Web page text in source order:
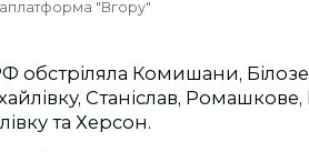
"Вгору"
обстріляла Комишани,
Станіслав, Ромашкове,
та Херсон.